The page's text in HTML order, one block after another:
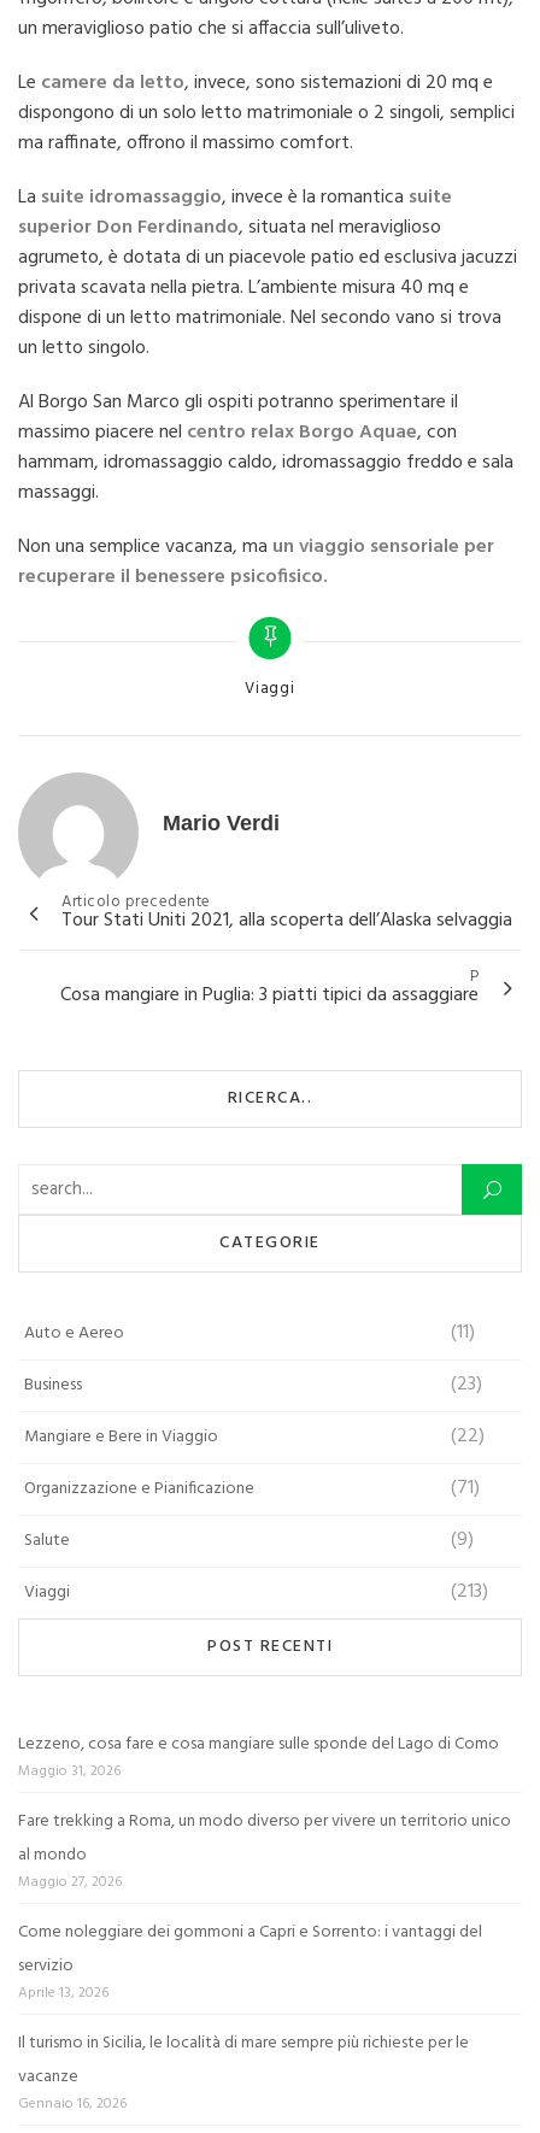
un meraviglioso patio che si affaccia sull’uliveto.
Le camere da letto, invece, sono sistemazioni di 20 mq e
dispongono di un solo letto matrimoniale o 2 singoli, semplici
ma raffinate, offrono il massimo comfort.
La suite idromassaggio, invece è la romantica suite
superior Don Ferdinando, situata nel meraviglioso
agrumeto, è dotata di un piacevole patio ed esclusiva jacuzzi
privata scavata nella pietra. L’ambiente misura 40 mq e
dispone di un letto matrimoniale. Nel secondo vano si trova
un letto singolo.
Al Borgo San Marco gli ospiti potranno sperimentare il
massimo piacere nel centro relax Borgo Aquae, con
hammam, idromassaggio caldo, idromassaggio freddo e sala
massaggi.
Non una semplice vacanza, ma un viaggio sensoriale per
recuperare il benessere psicofisico.
Categories
Viaggi
Mario Verdi
Navigazione
Articolo precedente
Tour Stati Uniti 2021, alla scoperta dell’Alaska selvaggia
P
Cosa mangiare in Puglia: 3 piatti tipici da assaggiare
RICERCA..
Ricerca per:
CATEGORIE
Auto e Aereo (11)
Business (23)
Mangiare e Bere in Viaggio (22)
Organizzazione e Pianificazione (71)
Salute (9)
Viaggi (213)
POST RECENTI
Lezzeno, cosa fare e cosa mangiare sulle sponde del Lago di Como
Maggio 31, 2026
Fare trekking a Roma, un modo diverso per vivere un territorio unico
al mondo
Maggio 27, 2026
Come noleggiare dei gommoni a Capri e Sorrento: i vantaggi del
servizio
Aprile 13, 2026
Il turismo in Sicilia, le località di mare sempre più richieste per le
vacanze
Gennaio 16, 2026